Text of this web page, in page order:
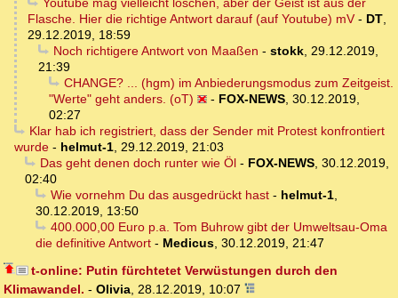
Flasche. Hier die richtige Antwort darauf (auf Youtube) mV- DT
29.12.2019, 18:59
Noch richtigere Antwort von Maaßen - stokk, 29.12.2019,
21:39
CHANGE? ... (hgm) im Anbiederungsmodus zum Zeitgeist.
"Werte" geht anders. (oT)
- FOX-NEWS 30.12.2019,
02:27
Klar hab ich registriert, dass der Sender mit Protest konfrontiert
wurde - helmut-1 29.12.2019, 21:03
Das geht denen doch runter wie Öl- FOX-NEWS, 30.12.2019,
02:40
Wie vornehm Du das ausgedrückt hast- helmut-1,
30.12.2019, 13:50
400.000,00 Euro p.a. Tom Buhrow gibt der Umweltsau-Oma
die definitive Antwort - Medicus 30.12.2019, 21:47
t-online: Putin fürchtetet Verwüstungen durch den
Klimawandel. - Olivia 28.12.2019, 10:07